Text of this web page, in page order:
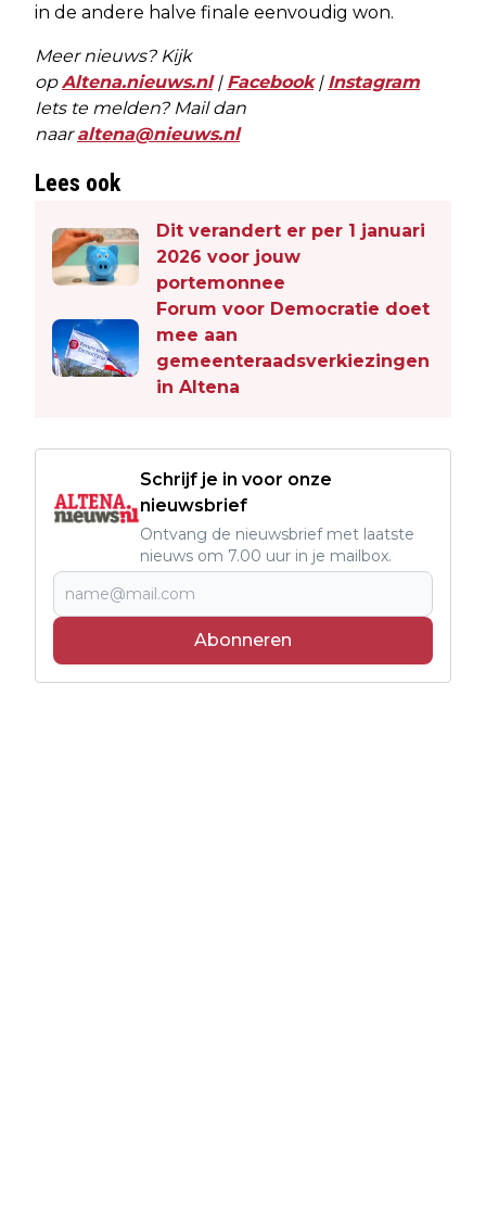
in de andere halve finale eenvoudig won.
Meer nieuws? Kijk
opAltena.nieuws.nl| Facebook| Instagram
Iets te melden? Mail dan
naaraltena@nieuws.nl
Lees ook
Dit verandert er per 1 januari
2026 voor jouw
portemonnee
Forum voor Democratie doet
mee aan
gemeenteraadsverkiezingen
in Altena
Schrijf je in voor onze
nieuwsbrief
Ontvang de nieuwsbrief met laatste
nieuws om 7.00 uur in je mailbox.
Abonneren